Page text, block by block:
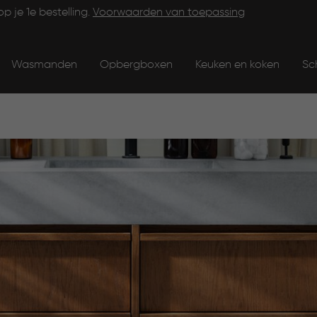
je 1e bestelling. Voorwaarden van toepassing
Wasmanden Opbergboxen Keuken en koken